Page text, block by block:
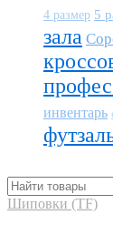
4 размер 5
зала
инвентарь
Шиповки (TF)